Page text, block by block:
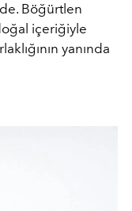
Böğürtlen
içeriğiyle
yanında